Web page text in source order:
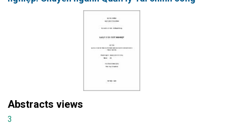
Abstracts views
3